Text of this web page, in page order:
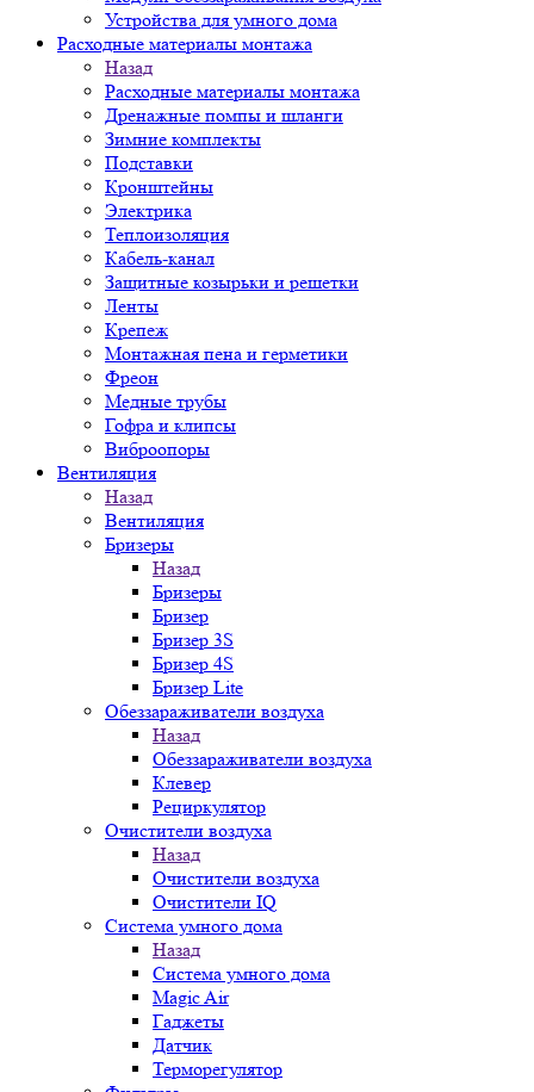
Устройства для умного дома
Расходные материалы монтажа
Назад
Расходные материалы монтажа
Дренажные помпы и шланги
Зимние комплекты
Подставки
Кронштейны
Электрика
Теплоизоляция
Кабель-канал
Защитные козырьки и решетки
Ленты
Крепеж
Монтажная пена и герметики
Фреон
Медные трубы
Гофра и клипсы
Виброопоры
Вентиляция
Назад
Вентиляция
Бризеры
Назад
Бризеры
Бризер
Бризер 3S
Бризер 4S
Бризер Lite
Обеззараживатели воздуха
Назад
Обеззараживатели воздуха
Клевер
Рециркулятор
Очистители воздуха
Назад
Очистители воздуха
Очистители IQ
Система умного дома
Назад
Система умного дома
Magic Air
Гаджеты
Датчик
Терморегулятор